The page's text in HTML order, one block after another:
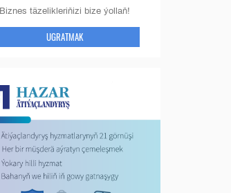
Biznes täzelikleriňizi bize ýollaň!
UGRATMAK